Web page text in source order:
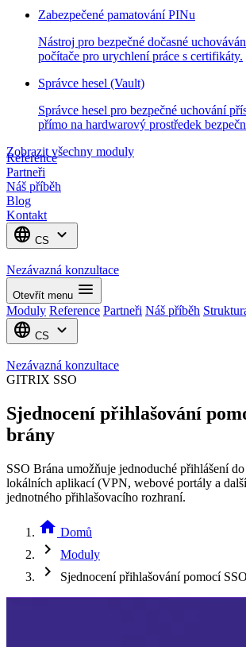
Zabezpečené pamatování PINu
Nástroj pro bezpečné dočasné
počítače pro urychlení práce s certifikáty.
Správce hesel (Vault)
Správce hesel pro bezpečné uchování
přímo na hardwarový prostředek
Zobrazit všechny moduly
Reference
Partneři
Náš příběh
Blog
Kontakt
language CS expand_more
Nezávazná konzultace
Otevřít menu menu
Moduly Reference Partneři Náš příběh
language CS expand_more
Nezávazná konzultace
GITRIX SSO
Sjednocení přihlašování
brány
SSO Brána umožňuje jednoduché přihlášení
lokálních aplikací (VPN, webové portály a
jednotného přihlašovacího rozhraní.
home Domů
chevron_right Moduly
chevron_right Sjednocení přihlašování pomocí